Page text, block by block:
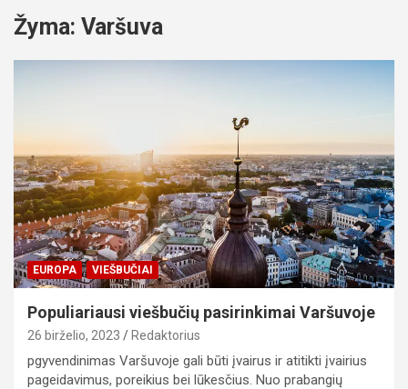
Žyma: Varšuva
EUROPA VIEŠBUČIAI
Populiariausi viešbučių pasirinkimai Varšuvoje
26 birželio, 2023 Redaktorius
pgyvendinimas Varšuvoje gali būti įvairus ir atitikti įvairius
pageidavimus, poreikius bei lūkesčius. Nuo prabangių